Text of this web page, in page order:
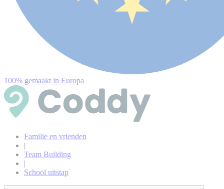
100% gemaakt in Europa
Familie en vrienden
|
Team Building
|
School uitstap